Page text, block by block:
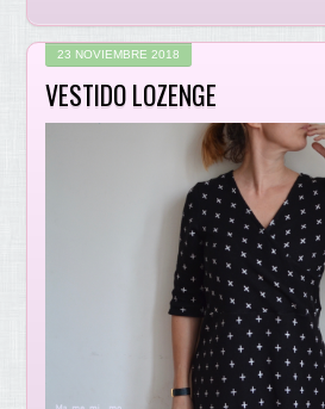
23 NOVIEMBRE 2018
VESTIDO LOZENGE